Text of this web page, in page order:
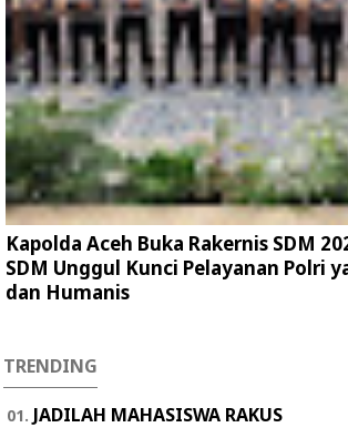
Kapolda Aceh Buka Rakernis SDM
SDM Unggul Kunci Pelayanan Polri
dan Humanis
TRENDING
JADILAH MAHASISWA RAKUS